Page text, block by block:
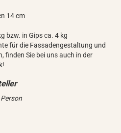
14 cm
bzw. in Gips ca. 4 kg
für die Fassadengestaltung und
finden Sie bei uns auch in der